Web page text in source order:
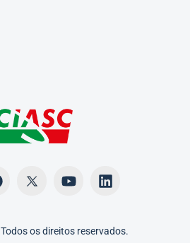
Todos os direitos reservados.